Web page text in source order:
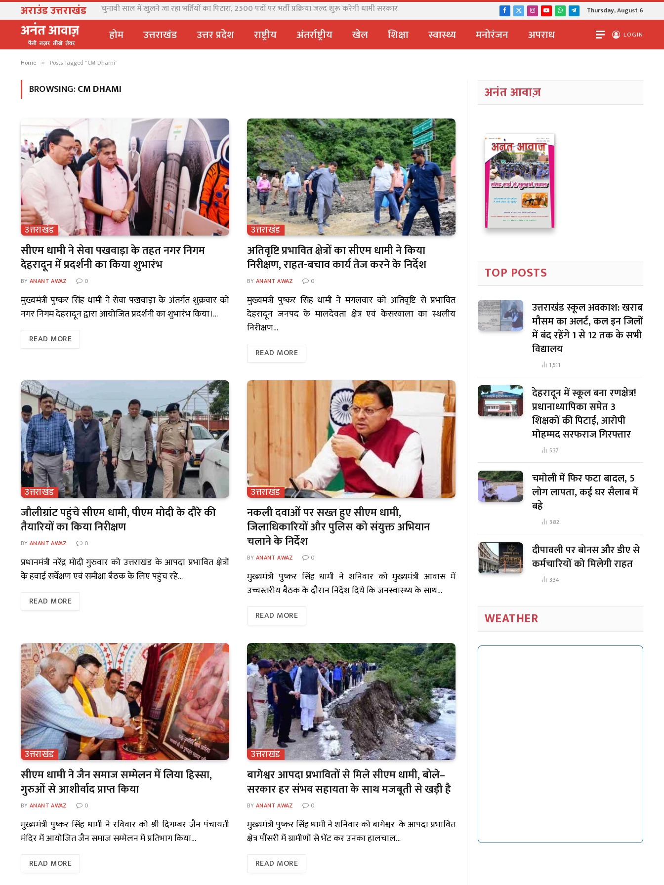
अराउंड उत्तराखंड सीएम धामी से मिले NCC महानिदेशक, सीमांत क्षेत्रों में नई NCC यूनिट्स खोलने पर बनी सहमति Facebook
X
Instagram
YouTubeWhatsApp
TelegramThursday, August 6
होम उत्तराखंड उत्तर प्रदेश राष्ट्रीय अंतर्राष्ट्रीय खेल शिक्षा स्वास्थ्य मनोरंजन अपराध LOGIN
Home » Posts Tagged "CM Dhami"
BROWSING:CM DHAMI
उत्तराखंड
सीएम धामी ने सेवा पखवाड़ा के तहत नगर निगम
देहरादून में प्रदर्शनी का किया शुभारंभ
BY ANANT AWAZ 0
मुख्यमंत्री पुष्कर सिंह धामी ने सेवा पखवाड़ा के अंतर्गत शुक्रवार को
नगर निगम देहरादून द्वारा आयोजित प्रदर्शनी का शुभारंभ किया।…
READ MORE
उत्तराखंड
अतिवृष्टि प्रभावित क्षेत्रों का सीएम धामी ने किया
निरीक्षण, राहत-बचाव कार्य तेज करने के निर्देश
BY ANANT AWAZ 0
मुख्यमंत्री पुष्कर सिंह धामी ने मंगलवार को अतिवृष्टि से प्रभावित
देहरादून जनपद के मालदेवता क्षेत्र एवं केसरवाला का स्थलीय
निरीक्षण…
READ MORE
उत्तराखंड
जौलीग्रांट पहुंचे सीएम धामी, पीएम मोदी के दौरे की
तैयारियों का किया निरीक्षण
BY ANANT AWAZ 0
प्रधानमंत्री नरेंद्र मोदी गुरुवार को उत्तराखंड के आपदा प्रभावित क्षेत्रों
के हवाई सर्वेक्षण एवं समीक्षा बैठक के लिए पहुंच रहे…
READ MORE
उत्तराखंड
नकली दवाओं पर सख्त हुए सीएम धामी,
जिलाधिकारियों और पुलिस को संयुक्त अभियान
चलाने के निर्देश
BY ANANT AWAZ 0
मुख्यमंत्री पुष्कर सिंह धामी ने शनिवार को मुख्यमंत्री आवास में
उच्चस्तरीय बैठक के दौरान निर्देश दिये कि जनस्वास्थ्य के साथ…
READ MORE
उत्तराखंड
सीएम धामी ने जैन समाज सम्मेलन में लिया हिस्सा,
गुरुओं से आशीर्वाद प्राप्त किया
BY ANANT AWAZ 0
मुख्यमंत्री पुष्कर सिंह धामी ने रविवार को श्री दिगम्बर जैन पंचायती
मंदिर में आयोजित जैन समाज सम्मेलन में प्रतिभाग किया…
READ MORE
उत्तराखंड
बागेश्वर आपदा प्रभावितों से मिले सीएम धामी, बोले–
सरकार हर संभव सहायता के साथ मजबूती से खड़ी है
BY ANANT AWAZ 0
मुख्यमंत्री पुष्कर सिंह धामी ने शनिवार को बागेश्वर के आपदा प्रभावित
क्षेत्र पौंसरी में ग्रामीणों से भेंट कर उनका हालचाल…
READ MORE
अनंत आवाज़
TOP POSTS
उत्तराखंड स्कूल अवकाश: खराब
मौसम का अलर्ट, कल इन जिलों
में बंद रहेंगे 1 से 12 तक के सभी
विद्यालय
1,511
देहरादून में स्कूल बना रणक्षेत्र!
प्रधानाध्यापिका समेत 3
शिक्षकों की पिटाई, आरोपी
मोहम्मद सरफराज गिरफ्तार
537
चमोली में फिर फटा बादल, 5
लोग लापता, कई घर सैलाब में
बहे
382
दीपावली पर बोनस और डीए से
कर्मचारियों को मिलेगी राहत
334
WEATHER